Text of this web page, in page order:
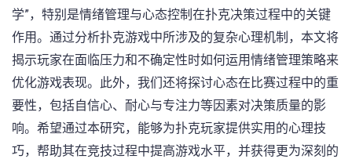
学”，特别是情绪管理与心态控制在扑克决策过程中的关键
作用。通过分析扑克游戏中所涉及的复杂心理机制，本文将
揭示玩家在面临压力和不确定性时如何运用情绪管理策略来
优化游戏表现。此外，我们还将探讨心态在比赛过程中的重
要性，包括自信心、耐心与专注力等因素对决策质量的影
响。希望通过本研究，能够为扑克玩家提供实用的心理技
巧，帮助其在竞技过程中提高游戏水平，并获得更为深刻的